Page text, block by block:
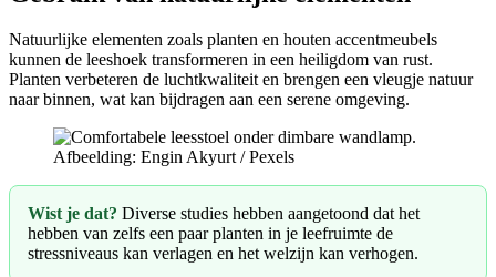
Natuurlijke elementen zoals planten en houten accentmeubels
kunnen de leeshoek transformeren in een heiligdom van rust.
Planten verbeteren de luchtkwaliteit en brengen een vleugje natuur
naar binnen, wat kan bijdragen aan een serene omgeving.
Afbeelding: Engin Akyurt / Pexels
Wist je dat? Diverse studies hebben aangetoond dat het
hebben van zelfs een paar planten in je leefruimte de
stressniveaus kan verlagen en het welzijn kan verhogen.